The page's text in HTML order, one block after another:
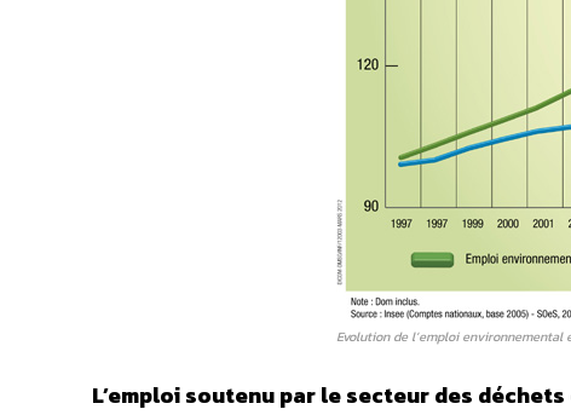
Evolution de l’emploi
L’emploi soutenu par le secteur des